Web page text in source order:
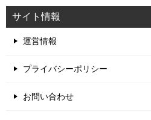
サイト情報
運営情報
プライバシーポリシー
お問い合わせ